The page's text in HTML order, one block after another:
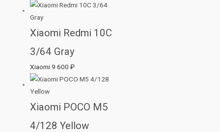
Xiaomi Redmi 10C
3/64 Gray
Xiaomi9 600₽
Xiaomi POCO M5
4/128 Yellow